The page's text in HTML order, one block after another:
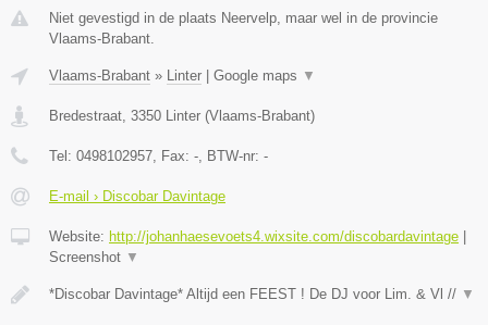
Niet gevestigd in de plaats Neervelp, maar wel in de provincie
Vlaams-Brabant.
Vlaams-Brabant » Linter Google maps ▼
Bredestraat, 3350 Linter (Vlaams-Brabant)
Tel: 0498102957, Fax: -, BTW-nr: -
E-mail › Discobar Davintage
Website: http://johanhaesevoets4.wixsite.com/discobardavintage
Screenshot ▼
*Discobar Davintage* Altijd een FEEST ! De DJ voor Lim. & Vl // ▼